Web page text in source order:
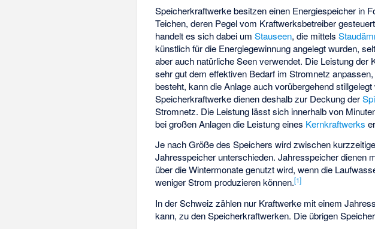
Speicherkraftwerke besitzen einen Energiespeicher in
Teichen, deren Pegel vom Kraftwerksbetreiber
handelt es sich dabei umStauseen, die mittels
künstlich für die Energiegewinnung angelegt wurden,
aber auch natürliche Seen verwendet. Die Leistung der
sehr gut dem effektiven Bedarf im Stromnetz
besteht, kann die Anlage auch vorübergehend stillgelegt
Speicherkraftwerke dienen deshalb zur Deckung der
Stromnetz. Die Leistung lässt sich innerhalb von
bei großen Anlagen die Leistung eines Kernkraftwerks
Je nach Größe des Speichers wird zwischen
Jahresspeicher unterschieden. Jahresspeicher dienen
über die Wintermonate genutzt wird, wenn die
weniger Strom produzieren können.[1]
In der Schweiz zählen nur Kraftwerke mit einem
kann, zu den Speicherkraftwerken. Die übrigen